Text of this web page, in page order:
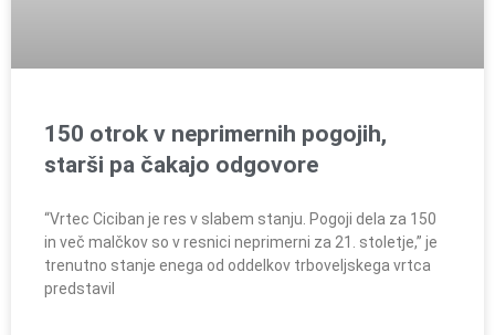
150 otrok v neprimernih pogojih,
starši pa čakajo odgovore
“Vrtec Ciciban je res v slabem stanju. Pogoji dela za 150
in več malčkov so v resnici neprimerni za 21. stoletje,” je
trenutno stanje enega od oddelkov trboveljskega vrtca
predstavil